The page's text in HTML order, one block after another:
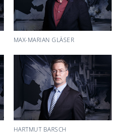
MAX-MARIAN GLÄSER
HARTMUT BARSCH